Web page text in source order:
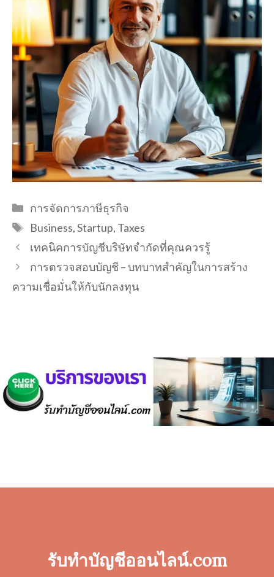
Categories
การจัดการภาษีธุรกิจ
Tags
Business,Startup, Taxes
เทคนิคการบัญชีบริษัทจำกัดที่คุณควรรู้
การตรวจสอบบัญชี – บทบาทสำคัญในการสร้าง
ความเชื่อมั่นให้กับนักลงทุน
รับทำบัญชีออนไลน์.com